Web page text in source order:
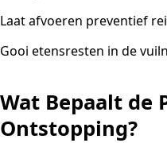
Laat afvoeren preventief
Gooi etensresten in de
Wat Bepaalt de
Ontstopping?